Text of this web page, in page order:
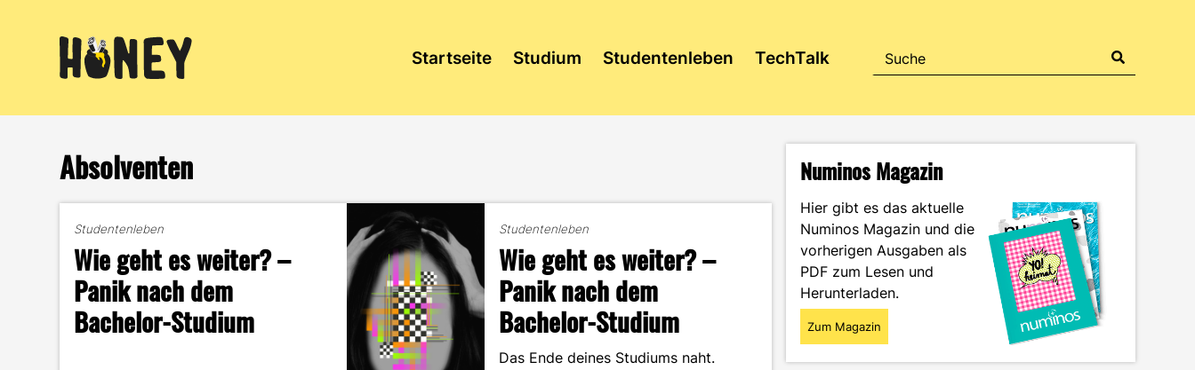
Startseite Studium Studentenleben TechTalk
Absolventen
Studentenleben
Wie geht es weiter? –
Panik nach dem
Bachelor-Studium
Studentenleben
Wie geht es weiter? –
Panik nach dem
Bachelor-Studium
Das Ende deines Studiums naht.
Numinos Magazin
Hier gibt es das aktuelle
Numinos Magazin und die
vorherigen Ausgaben als
PDF zum Lesen und
Herunterladen.
Zum Magazin